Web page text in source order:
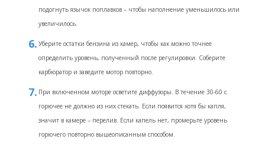
подогнуть язычок поплавков – чтобы наполнение уменьшилось или
увеличилось.
Уберите остатки бензина из камер, чтобы как можно точнее
определить уровень, полученный после регулировки. Соберите
карбюратор и заведите мотор повторно.
При включенном моторе осветите диффузоры. В течение 30-60 с
горючее не должно из них стекать. Если появится хотя бы капля,
значит в камере – перелив. Если капель нет, промерьте уровень
горючего повторно вышеописанным способом.